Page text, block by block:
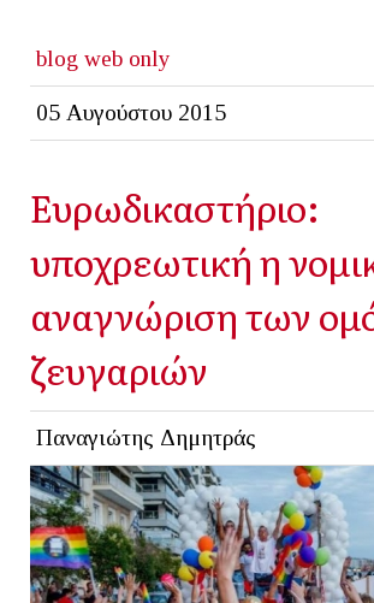
blog web only
05 Αυγούστου 2015
Ευρωδικαστήριο:
υποχρεωτική η
αναγνώριση των
ζευγαριών
Παναγιώτης Δημητράς